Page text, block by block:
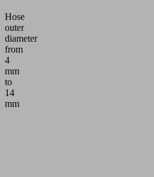
Hose
outer
diameter
from
4
mm
to
14
mm